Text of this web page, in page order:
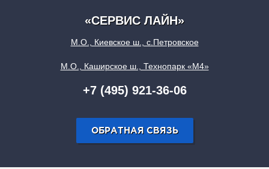
«СЕРВИС ЛАЙН»
М.О., Киевское ш., с.Петровское
М.О., Каширское ш., Технопарк «М4»
+7 (495) 921-36-06
ОБРАТНАЯ СВЯЗЬ